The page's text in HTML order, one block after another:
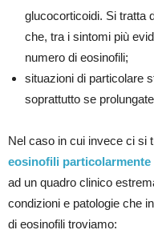
glucocorticoidi. Si tratta
che, tra i sintomi più
numero di eosinofili;
situazioni di particolare
soprattutto se
Nel caso in cui invece ci si
eosinofili particolarmente
ad un quadro clinico
condizioni e patologie che
di eosinofili troviamo: